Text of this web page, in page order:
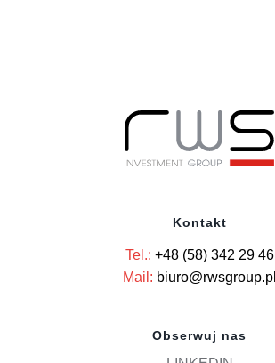
Kontakt
Tel.: +48 (58) 342 29 46
Mail: biuro@rwsgroup.pl
Obserwuj nas